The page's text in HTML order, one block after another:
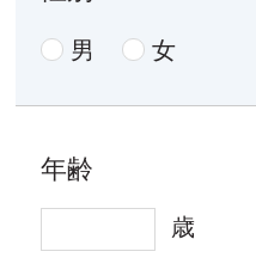
男 女
年齢
歳